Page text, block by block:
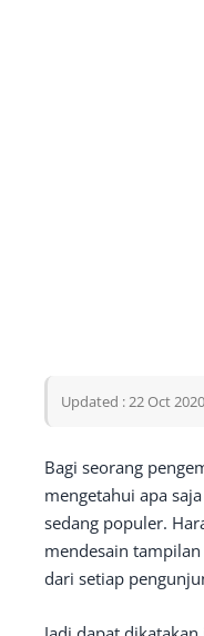
Updated : 22 Oct 2020
Bagi seorang
mengetahui apa
sedang populer.
mendesain
dari setiap